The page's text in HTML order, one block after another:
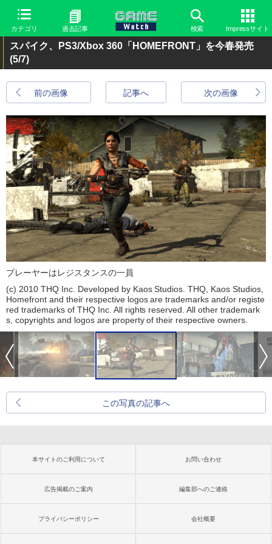
カテゴリ 過去記事 検索 Impressサイト
スパイク、PS3/Xbox 360「HOMEFRONT」を今春発売
(5/7)
前の画像 次の画像
記事へ
プレーヤーはレジスタンスの一員
(c) 2010 THQ Inc. Developed by Kaos Studios. THQ, Kaos Studios,
Homefront and their respective logos are trademarks and/or registe
red trademarks of THQ Inc. All rights reserved. All other trademark
s, copyrights and logos are property of their respective owners.
この写真の記事へ
本サイトのご利用について お問い合わせ
広告掲載のご案内 編集部へのご連絡
プライバシーポリシー 会社概要